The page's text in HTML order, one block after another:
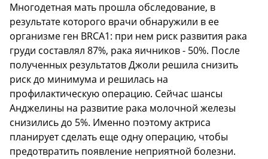
Многодетная мать прошла обследование, в
результате которого врачи обнаружили в ее
организме ген BRCA1: при нем риск развития рака
груди составлял 87%, рака яичников - 50%. После
полученных результатов Джоли решила снизить
риск до минимума и решилась на
профилактическую операцию. Сейчас шансы
Анджелины на развитие рака молочной железы
снизились до 5%. Именно поэтому актриса
планирует сделать еще одну операцию, чтобы
предотвратить появление неприятной болезни.